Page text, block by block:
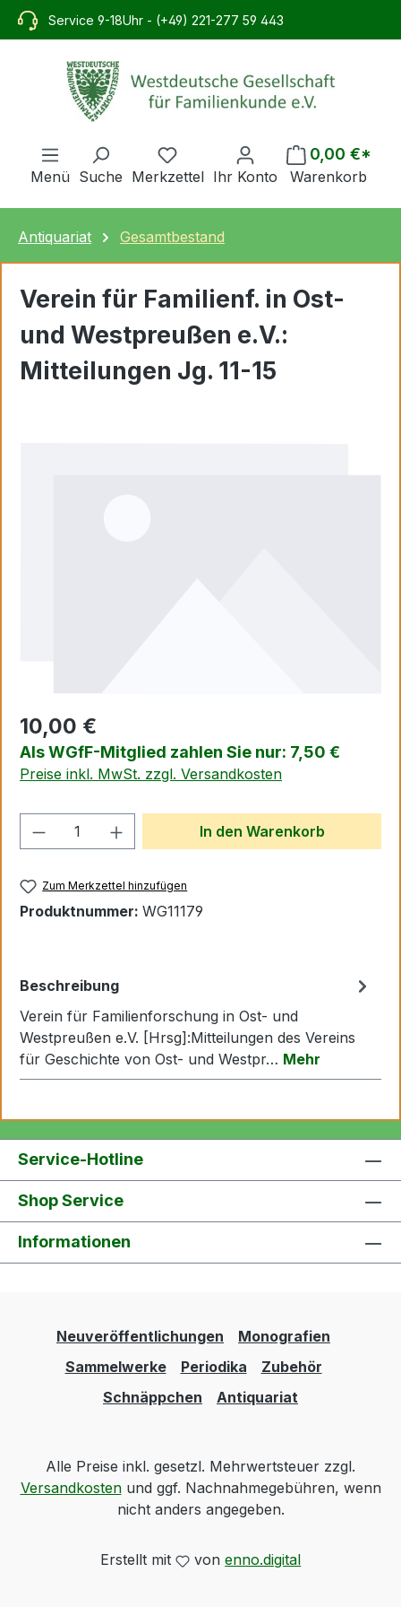
springen
Service 9-18Uhr - (+49) 221-277 59 443
Menü Suche Merkzettel Ihr Konto
0,00 €*
Warenkorb
Antiquariat Gesamtbestand
Verein für Familienf. in Ost-
und Westpreußen e.V.:
Mitteilungen Jg. 11-15
10,00 €
Als WGfF-Mitglied zahlen Sie nur: 7,50 €
Preise inkl. MwSt. zzgl. Versandkosten
Produkt Anzahl: Gib denIn den Warenkorb
Zum Merkzettel hinzufügen
Produktnummer: WG11179
Beschreibung
Verein für Familienforschung in Ost- und
Westpreußen e.V. [Hrsg]:Mitteilungen des Vereins
für Geschichte von Ost- und Westpr… Mehr
Service-Hotline
Shop Service
Informationen
Neuveröffentlichungen
Monografien
Sammelwerke
Periodika
Zubehör
Schnäppchen
Antiquariat
Alle Preise inkl. gesetzl. Mehrwertsteuer zzgl.
Versandkostenund ggf. Nachnahmegebühren, wenn
nicht anders angegeben.
Erstellt mit vonenno.digital